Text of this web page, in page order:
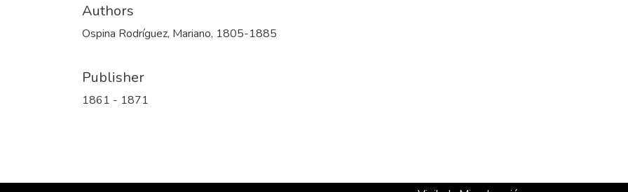
Authors
Ospina Rodríguez, Mariano, 1805-1885
Publisher
1861 - 1871